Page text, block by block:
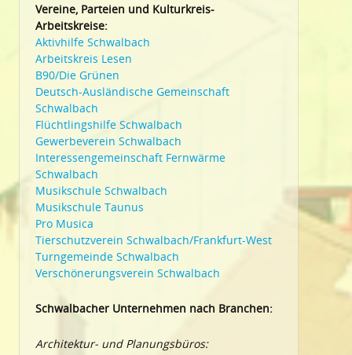
Vereine, Parteien und Kulturkreis-
Arbeitskreise:
Aktivhilfe Schwalbach
Arbeitskreis Lesen
B90/Die Grünen
Deutsch-Ausländische Gemeinschaft
Schwalbach
Flüchtlingshilfe Schwalbach
Gewerbeverein Schwalbach
Interessengemeinschaft Fernwärme
Schwalbach
Musikschule Schwalbach
Musikschule Taunus
Pro Musica
Tierschutzverein Schwalbach/Frankfurt-West
Turngemeinde Schwalbach
Verschönerungsverein Schwalbach
Schwalbacher Unternehmen nach Branchen:
Architektur- und Planungsbüros: